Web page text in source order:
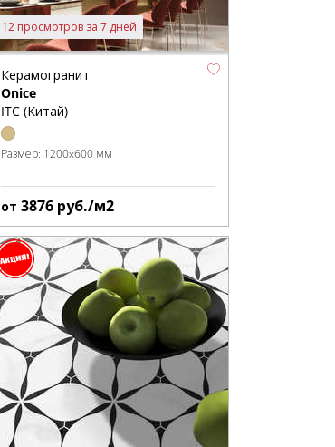
12 просмотров за 7 дней
Керамогранит
Onice
ITC (Китай)
Размер: 1200x600 мм
от 3876 руб./м2